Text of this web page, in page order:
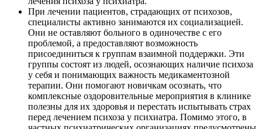
При лечении пациентов, страдающих от психозов,
специалисты активно занимаются их социализацией.
Они не оставляют больного в одиночестве с его
проблемой, а предоставляют возможность
присоединиться к группам взаимной поддержки. Эти
группы состоят из людей, осознающих наличие психоза
у себя и понимающих важность медикаментозной
терапии. Они помогают новичкам осознать, что
комплексные оздоровительные мероприятия в клинике
полезны для их здоровья и перестать испытывать страх
перед лечением психоза у психиатра. Помимо этого, в